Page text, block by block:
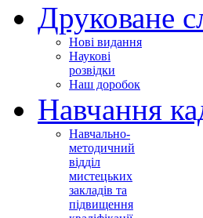
Друковане
Нові видання
Наукові
розвідки
Наш доробок
Навчання
Навчально-
методичний
відділ
мистецьких
закладів та
підвищення